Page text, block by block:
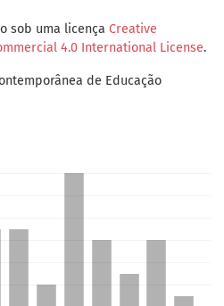
sob uma licença Creative
4.0 International License.
de Educação